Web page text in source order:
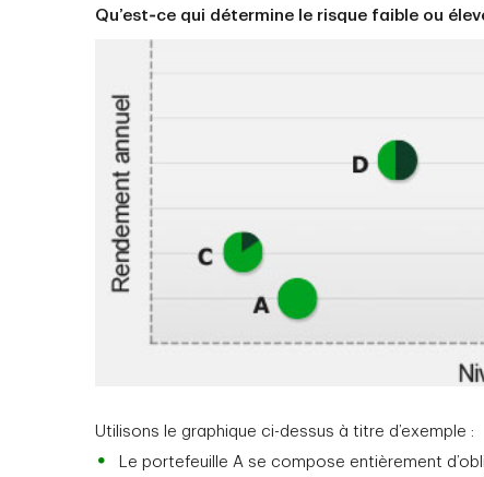
Qu’est‑ce qui détermine le risque faible ou
Utilisons le graphique ci-dessus à titre d’exemple :
Le portefeuille A se compose entièrement